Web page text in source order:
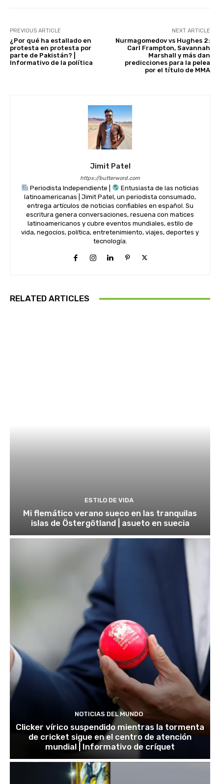
PREVIOUS ARTICLE
¿Por qué ha estallado en
protesta en protesta por
parte de Pakistán? |
Informativo de la política
NEXT ARTICLE
Nurmagomedov vs Hughes 2:
Carl Frampton, Savannah
Marshall y más dan
predicciones para la pelea
por el título de MMA
Jimit Patel
https://butterword.com
Periodista Independiente |
Entusiasta de las noticias
latinoamericanas | Jimit Patel, un periodista consumado,
entrega artículos de noticias confiables en español. Su
escritura genera conversaciones, resuena con matices
latinoamericanos y cubre eventos mundiales, estilo de
vida, negocios, política, entretenimiento, viajes, deportes y
tecnología.
RELATED ARTICLES
ESTILO DE VIDA
Mi flemático verano sueco en las tranquilas
islas de Östergötland | asueto en suecia
NOTICIAS DEL MUNDO
Clicker vírico suspendido mientras la tormenta
de cricket sigue en el centro de atención
mundial | Informativo de críquet